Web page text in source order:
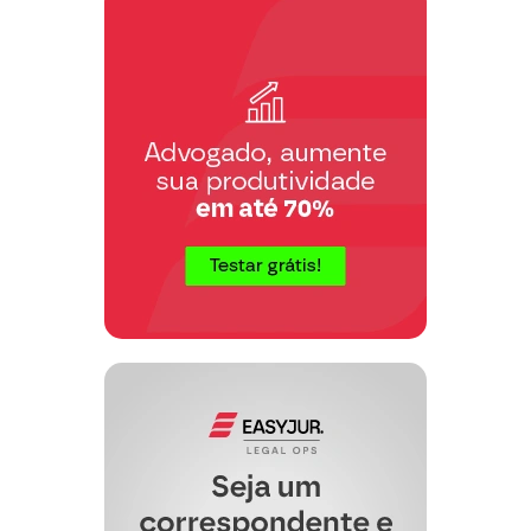
1. O Inventário dos bens deixados pelo
óbito do Sr.(a)_________, processa-se
perante este MM. Juízo, Processo nº
________, sendo descrito o seguinte
bem ________ (descrevê-lo), que na
realidade pertence ao embargante e não
ao falecido para ser objeto de
lançamento em seu inventário.
2. Entretanto, conforme se verifica
referido imóvel não mais pertence ao
falecido, mas sim ao embargante que
veio adquiri-lo em data de __/__/____,
venda, estando assim o embargante
desapossado ilegitimamente de seu bem
por tal descrição do referido bem como
se pertencesse ao inventariado.
II – DO DIREITO